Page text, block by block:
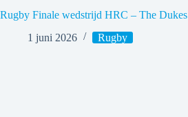
Rugby Finale wedstrijd HRC – The Dukes
1 juni 2026
Rugby